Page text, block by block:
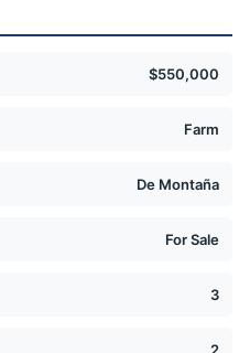
$550,000
Farm
De Montaña
For Sale
3